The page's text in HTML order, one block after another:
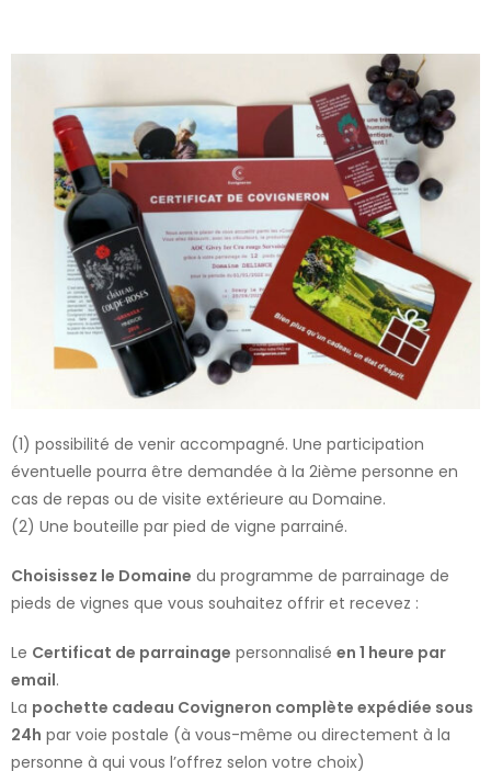
(1) possibilité de venir accompagné. Une participation
éventuelle pourra être demandée à la 2ième personne en
cas de repas ou de visite extérieure au Domaine.
(2) Une bouteille par pied de vigne parrainé.
Choisissez le Domaine du programme de parrainage de
pieds de vignes que vous souhaitez offrir et recevez :
Le Certificat de parrainage personnalisé en 1 heure par
email.
La pochette cadeau Covigneron complète expédiée sous
24h par voie postale (à vous-même ou directement à la
personne à qui vous l’offrez selon votre choix)